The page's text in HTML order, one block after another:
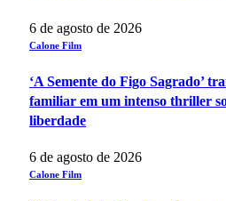
6 de agosto de 2026
Calone Film
‘A Semente do Figo Sagrado’
familiar em um intenso thriller
liberdade
6 de agosto de 2026
Calone Film